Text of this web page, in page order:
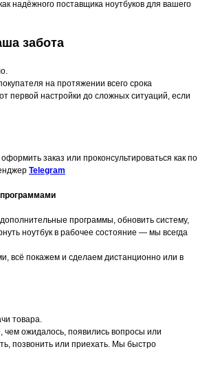
надёжного поставщика ноутбуков для вашего
забота
на протяжении всего срока
первой настройки до сложных ситуаций, если
заказ или проконсультироваться как по
Telegram
программы, обновить систему,
ноутбук в рабочее состояние — мы всегда
всё покажем и сделаем дистанционно или в
товара.
чем ожидалось, появились вопросы или
позвонить или приехать. Мы быстро